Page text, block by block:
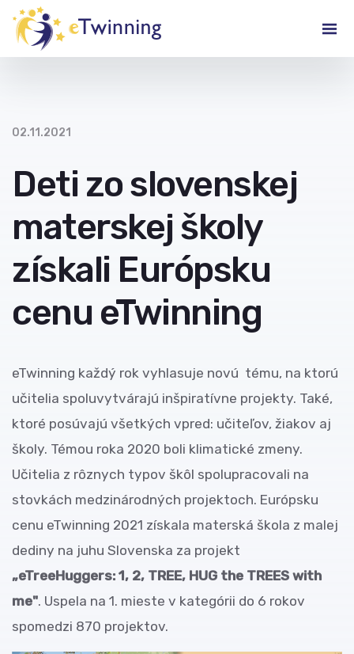
02.11.2021
Deti zo slovenskej
materskej školy
získali Európsku
cenu eTwinning
eTwinning každý rok vyhlasuje novú tému, na ktorú
učitelia spoluvytvárajú inšpiratívne projekty. Také,
ktoré posúvajú všetkých vpred: učiteľov, žiakov aj
školy. Témou roka 2020 boli klimatické zmeny.
Učitelia z rôznych typov škôl spolupracovali na
stovkách medzinárodných projektoch. Európsku
cenu eTwinning 2021 získala materská škola z malej
dediny na juhu Slovenska za projekt
„eTreeHuggers: 1, 2, TREE, HUG the TREES with
me". Uspela na 1. mieste v kategórii do 6 rokov
spomedzi 870 projektov.